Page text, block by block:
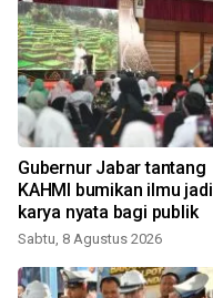
Gubernur Jabar tantang
KAHMI bumikan ilmu jadi
karya nyata bagi publik
Sabtu, 8 Agustus 2026